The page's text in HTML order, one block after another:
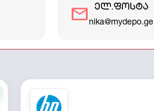
mail ელ.ფოსტა
nika@mydepo.ge